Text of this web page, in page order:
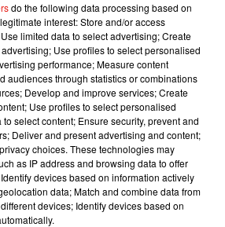
pratiquement 15 ans... On dit souvent
pas importants mais pour être franc
sont allées acheter notre
totalement. J'en ai écrit des chansons
vous dire merci c'est impossible.
Merci du fond de mon cœur. Je
d'Universal et d'Indiffrence prod.
qu'un début d'une des plus belles
t'aime !",a ainsi écrit le chanteur.
August 30, 2019
do the following data processing based on
interest: Store and/or access
limited data to select advertising; Create
Use profiles to select personalised
performance; Measure content
audiences through statistics or combinations
Develop and improve services; Create
Use profiles to select personalised
select content; Ensure security, prevent and
Deliver and present advertising and content;
choices. These technologies may
as IP address and browsing data to offer
devices based on information actively
data; Match and combine data from
devices; Identify devices based on